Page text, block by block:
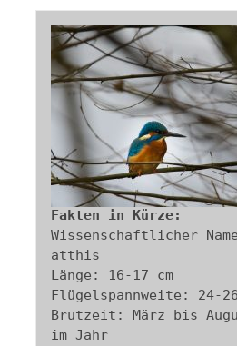
Wissenschaftlicher
atthis
Länge: 16-17 cm
Flügelspannweite: 24-
Brutzeit: März bis
im Jahr